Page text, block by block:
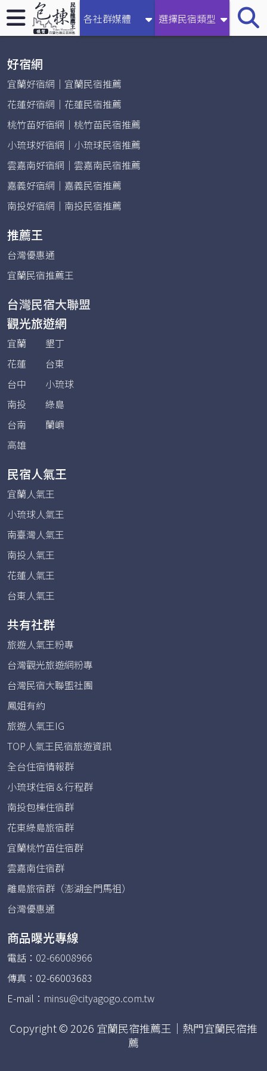
各社群媒體 選擇民宿類型
【2026宜蘭民宿推薦王】收錄礁溪、南澳、羅東等地區包棟
民宿
好宿網
宜蘭好宿網｜宜蘭民宿推薦
花蓮好宿網｜花蓮民宿推薦
桃竹苗好宿網｜桃竹苗民宿推薦
小琉球好宿網｜小琉球民宿推薦
雲嘉南好宿網｜雲嘉南民宿推薦
嘉義好宿網｜嘉義民宿推薦
南投好宿網｜南投民宿推薦
推薦王
台灣優惠通
宜蘭民宿推薦王
台灣民宿大聯盟
觀光旅遊網
宜蘭
墾丁
花蓮
台東
台中
小琉球
南投
綠島
台南
蘭嶼
高雄
民宿人氣王
宜蘭人氣王
小琉球人氣王
南臺灣人氣王
南投人氣王
花蓮人氣王
台東人氣王
共有社群
旅遊人氣王粉專
台灣觀光旅遊網粉專
台灣民宿大聯盟社團
鳳姐有約
旅遊人氣王IG
TOP人氣王民宿旅遊資訊
全台住宿情報群
小琉球住宿＆行程群
南投包棟住宿群
花東綠島旅宿群
宜蘭桃竹苗住宿群
雲嘉南住宿群
離島旅宿群（澎湖金門馬祖）
台灣優惠通
商品曝光專線
電話： 02-66008966
傳真：02-66003683
E-mail： minsu@cityagogo.com.tw
Copyright © 2026 宜蘭民宿推薦王｜熱門宜蘭民宿推
薦